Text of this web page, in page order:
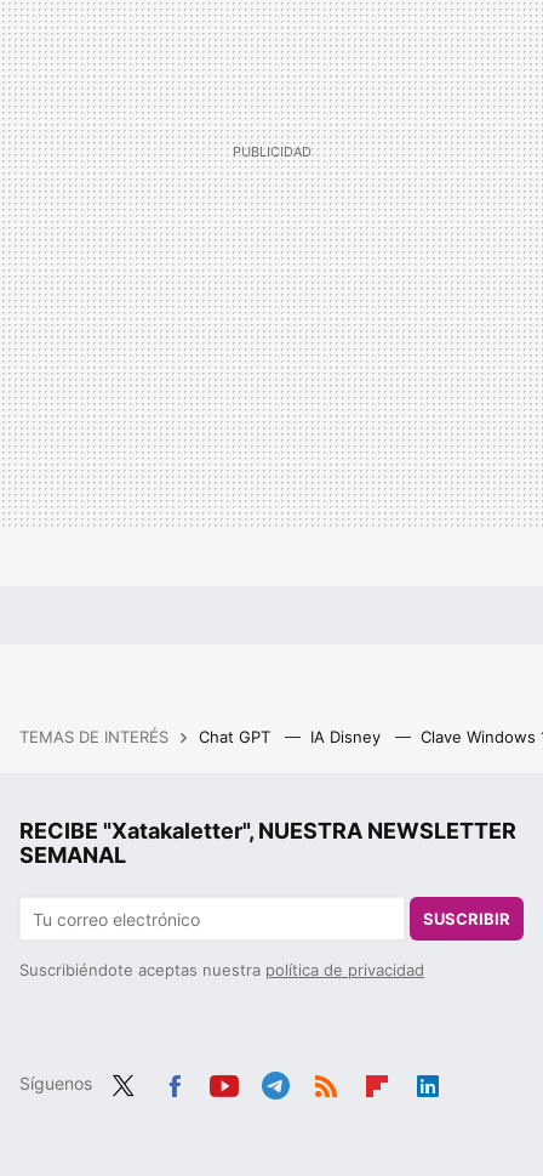
TEMAS DE INTERÉS Chat GPT IA Disney Clave Windows
RECIBE "Xatakaletter", NUESTRA NEWSLETTER
SEMANAL
SUSCRIBIR
Suscribiéndote aceptas nuestra política de privacidad
Síguenos